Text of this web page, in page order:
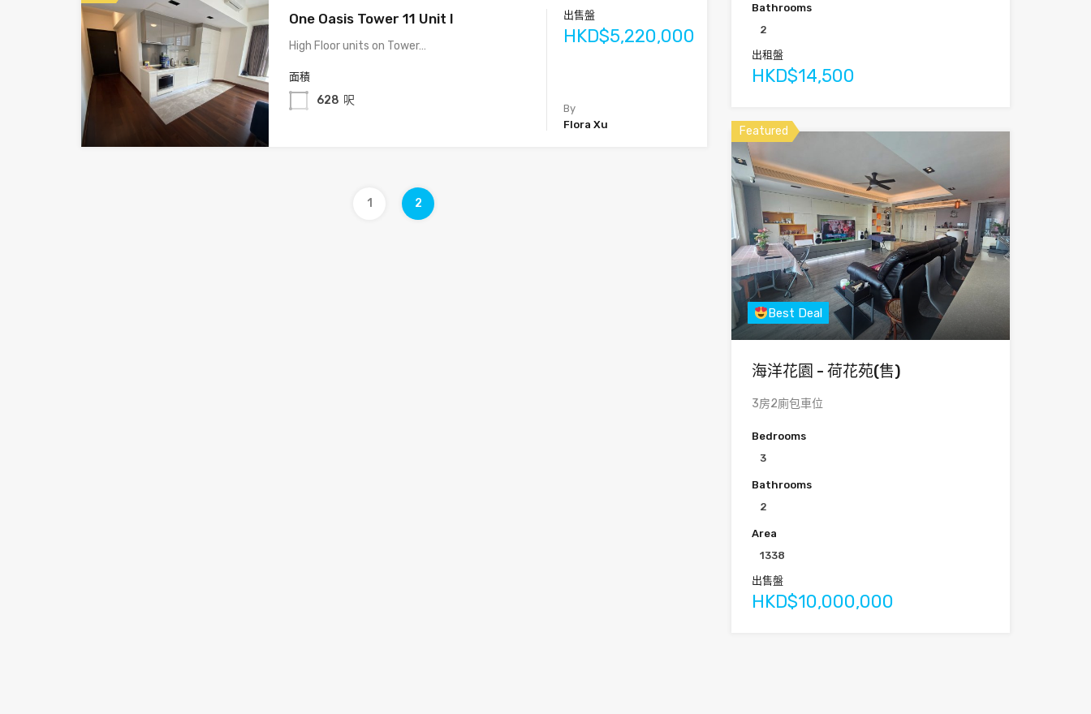
One Oasis Tower 11 Unit I
High Floor units on Tower…
面積
628 呎
出售盤
HKD$5,220,000
By
Flora Xu
1 2
Bathrooms
2
出租盤
HKD$14,500
Featured
Best Deal
海洋花園 - 荷花苑(售)
3房2廁包車位
Bedrooms
3
Bathrooms
2
Area
1338
出售盤
HKD$10,000,000